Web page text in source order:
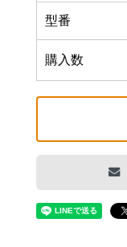
型番
購入数